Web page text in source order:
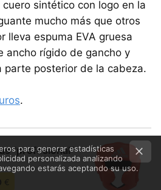
sintético con logo en la
mucho más que otros
lleva espuma EVA gruesa
ancho rígido de gancho y
parte posterior de la cabeza.
.
"profesional"
€
para generar estadísticas
personalizada analizando
estarás aceptando su uso.